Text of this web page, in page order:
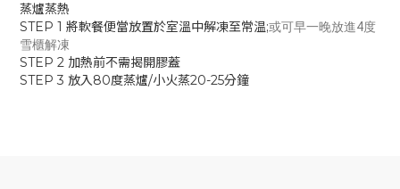
蒸爐蒸熱
STEP 1 將軟餐便當放置於室溫中解凍至常温;或可早一晚放進4度
雪櫃解凍
STEP 2 加熱前不需揭開膠蓋
STEP 3 放入80度蒸爐/小火蒸20-25分鐘